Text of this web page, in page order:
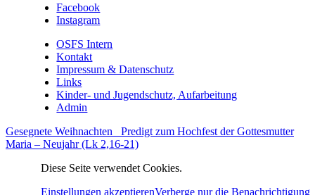
Facebook
Instagram
OSFS Intern
Kontakt
Impressum & Datenschutz
Links
Kinder- und Jugendschutz, Aufarbeitung
Admin
Gesegnete Weihnachten
Predigt zum Hochfest der Gottesmutter
Maria – Neujahr (Lk 2,16-21)
Diese Seite verwendet Cookies.
Einstellungen akzeptierenVerberge nur die Benachrichtigung